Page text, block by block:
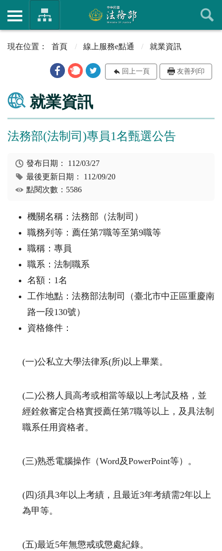
首頁 線上服務e點通 就業資訊
回上一頁 友善列印
就業資訊
法務部(法制司)專員1名甄選公告
發布日期： 112/03/27
最後更新日期： 112/09/20
點閱次數：5586
機關名稱：法務部（法制司）
職務列等：薦任第7職等至第9職等
職稱：專員
職系：法制職系
名額： 1名
工作地點：法務部法制司（臺北市中正區重慶南
路一段130號）
資格條件：
(一)公私立大學法律系(所)以上畢業。
(二)公務人員高考或相當等級以上考試及格，並
經銓敘審定合格實授薦任第7職等以上，及具法制
職系任用資格者。
(三)熟悉電腦操作（Word及PowerPoint等）。
(四)須具3年以上考績，且最近3年考績需2年以上
為甲等。
(五)最近5年無懲戒或懲處紀錄。